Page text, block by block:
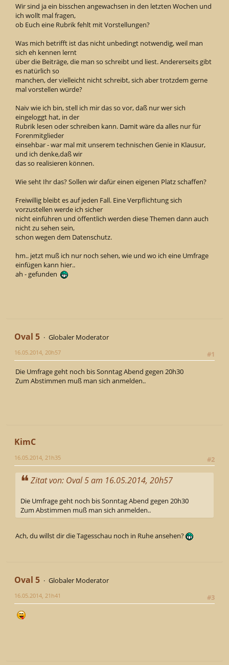
Wir sind ja ein bisschen angewachsen in den letzten Wochen und
ich wollt mal fragen,
ob Euch eine Rubrik fehlt mit Vorstellungen?
Was mich betrifft ist das nicht unbedingt notwendig, weil man
sich eh kennen lernt
über die Beiträge, die man so schreibt und liest. Andererseits gibt
es natürlich so
manchen, der vielleicht nicht schreibt, sich aber trotzdem gerne
mal vorstellen würde?
Naiv wie ich bin, stell ich mir das so vor, daß nur wer sich
eingeloggt hat, in der
Rubrik lesen oder schreiben kann. Damit wäre da alles nur für
Forenmitglieder
einsehbar - war mal mit unserem technischen Genie in Klausur,
und ich denke,daß wir
das so realisieren können.
Wie seht Ihr das? Sollen wir dafür einen eigenen Platz schaffen?
Freiwillig bleibt es auf jeden Fall. Eine Verpflichtung sich
vorzustellen werde ich sicher
nicht einführen und öffentlich werden diese Themen dann auch
nicht zu sehen sein,
schon wegen dem Datenschutz.
hm.. jetzt muß ich nur noch sehen, wie und wo ich eine Umfrage
einfügen kann hier..
ah - gefunden
Oval 5
Globaler Moderator
#1
16.05.2014, 20h57
Die Umfrage geht noch bis Sonntag Abend gegen 20h30
Zum Abstimmen muß man sich anmelden..
KimC
#2
16.05.2014, 21h35
Zitat von: Oval 5 am 16.05.2014, 20h57
Die Umfrage geht noch bis Sonntag Abend gegen 20h30
Zum Abstimmen muß man sich anmelden..
Ach, du willst dir die Tagesschau noch in Ruhe ansehen?
Oval 5
Globaler Moderator
#3
16.05.2014, 21h41